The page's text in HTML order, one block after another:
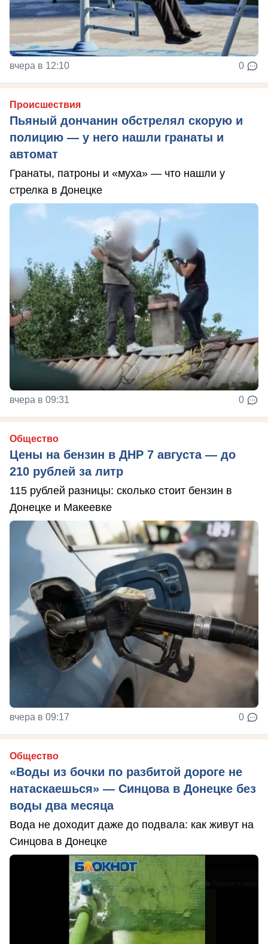
вчера в 12:10 0
Происшествия
Пьяный дончанин обстрелял скорую и
полицию — у него нашли гранаты и
автомат
Гранаты, патроны и «муха» — что нашли у
стрелка в Донецке
вчера в 09:31 0
Общество
Цены на бензин в ДНР 7 августа — до
210 рублей за литр
115 рублей разницы: сколько стоит бензин в
Донецке и Макеевке
вчера в 09:17 0
Общество
«Воды из бочки по разбитой дороге не
натаскаешься» — Синцова в Донецке без
воды два месяца
Вода не доходит даже до подвала: как живут на
Синцова в Донецке